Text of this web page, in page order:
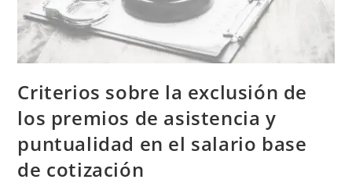
Criterios sobre la exclusión de
los premios de asistencia y
puntualidad en el salario base
de cotización